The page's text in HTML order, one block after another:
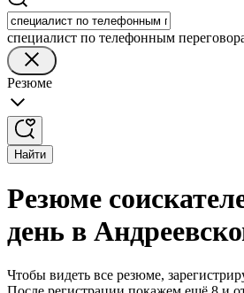
специалист по телефонным
Резюме
Найти
Резюме
день в
Чтобы видеть все резюме,